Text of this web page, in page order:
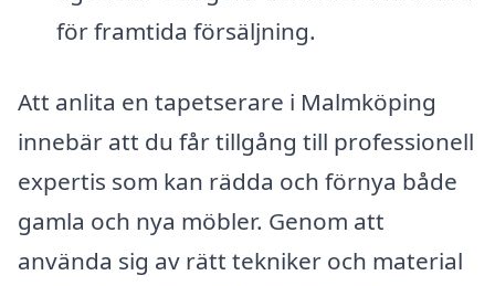
för framtida försäljning.
Att anlita en tapetserare i Malmköping
innebär att du får tillgång till professionell
expertis som kan rädda och förnya både
gamla och nya möbler. Genom att
använda sig av rätt tekniker och material